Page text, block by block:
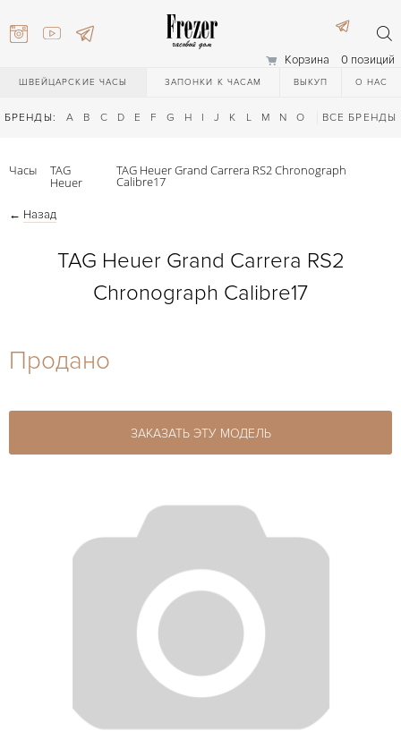
Корзина 0 позиций
ШВЕЙЦАРСКИЕ ЧАСЫ ЗАПОНКИ К ЧАСАМ ВЫКУП О НАС
БРЕНДЫ: A B C D E F G H I J K L M N O Q R S T
ВСЕ БРЕНДЫ
27-44
Часы TAG
Heuer
TAG Heuer Grand Carrera RS2 Chronograph
Calibre17
← Назад
TAG Heuer Grand Carrera RS2
Chronograph Calibre17
Продано
ЗАКАЗАТЬ ЭТУ МОДЕЛЬ